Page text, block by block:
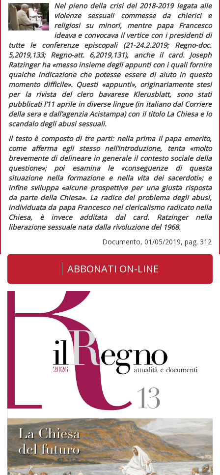
Nel pieno della crisi del 2018-2019 legata alle
violenze sessuali commesse da chierici e
religiosi su minori, mentre papa Francesco
ideava e convocava il vertice con i presidenti di
tutte le conferenze episcopali (21-24.2.2019; Regno-doc.
5,2019,133; Regno-att. 6,2019,131), anche il card. Joseph
Ratzinger ha «messo insieme degli appunti con i quali fornire
qualche indicazione che potesse essere di aiuto in questo
momento difficile». Questi «appunti», originariamente stesi
per la rivista del clero bavarese Klerusblatt, sono stati
pubblicati l’11 aprile in diverse lingue (in italiano dal Corriere
della sera e dall’agenziaAcistampa) con il titoloLa Chiesa e lo
scandalo degli abusi sessuali.
Il testo è composto di tre parti: nella prima il papa emerito,
come afferma egli stesso nell’introduzione, tenta «molto
brevemente di delineare in generale il contesto sociale della
questione»; poi esamina le «conseguenze di questa
situazione nella formazione e nella vita dei sacerdoti»;e
infine sviluppa «alcune prospettive per una giusta risposta
da parte della Chiesa». La radice del problema degli abusi,
individuata da papa Francesco nel clericalismo radicato nella
Chiesa, è invece additata dal card. Ratzinger nella
liberazione sessuale nata dalla rivoluzione del 1968.
Documento, 01/05/2019, pag. 312
ABBONATI ON-LINE